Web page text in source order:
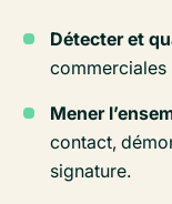
Détecter et
Mener
contact,
signature.